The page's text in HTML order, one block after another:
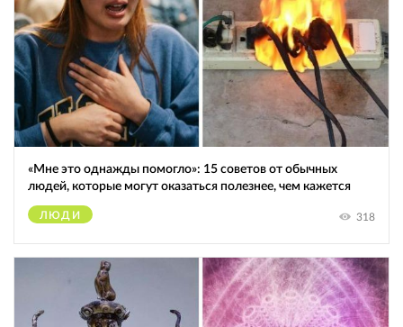
«Мне это однажды помогло»: 15 советов от обычных
людей, которые могут оказаться полезнее, чем кажется
ЛЮДИ 318